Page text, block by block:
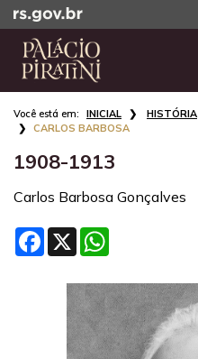
para
conteúdo
Ir
para
menu
para
busca
INICIAL HISTÓRIA
CARLOS BARBOSA
1908-1913
Carlos Barbosa Gonçalves
Facebook
X